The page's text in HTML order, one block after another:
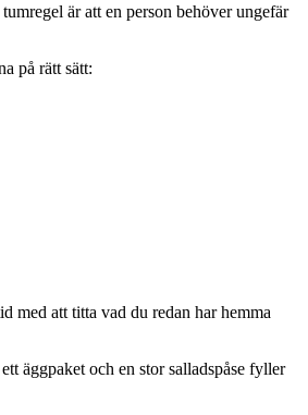
är att en person behöver ungefär
på rätt sätt:
med att titta vad du redan har hemma
äggpaket och en stor salladspåse fyller